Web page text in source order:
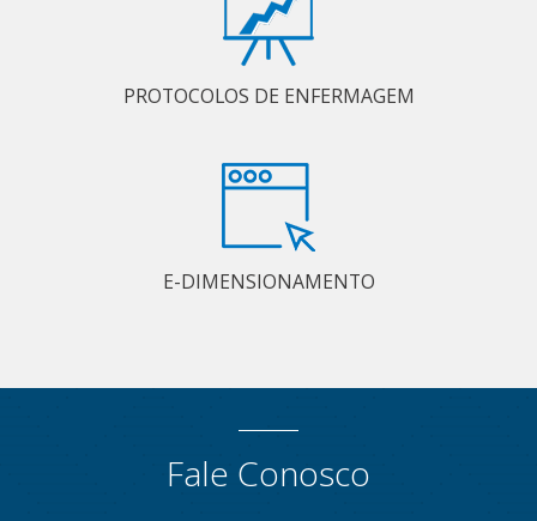
PROTOCOLOS DE ENFERMAGEM
E-DIMENSIONAMENTO
Fale Conosco